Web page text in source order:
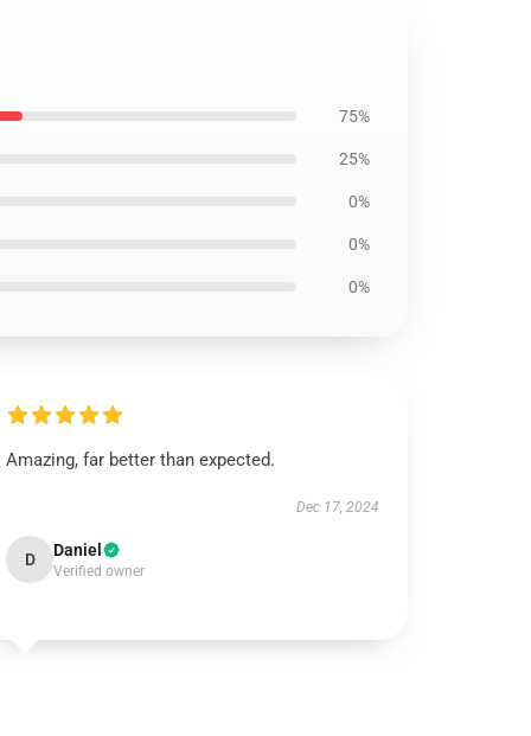
75%
25%
0%
0%
0%
Amazing, far better than expected.
Dec 17, 2024
D Daniel
Verified owner